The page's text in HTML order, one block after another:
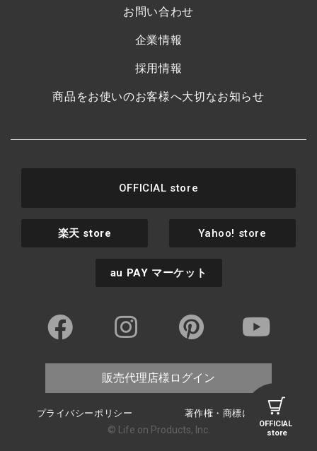
OFFICIAL
store
お問い合わせ
企業情報
採用情報
商品をお使いのお客様へ大切なお知らせ
OFFICIAL store
楽天 store Yahoo! store
au PAY マーケット
販売代理店様ログイン
プライバシーポリシー 著作権・商標について
© Life on Products, Inc.